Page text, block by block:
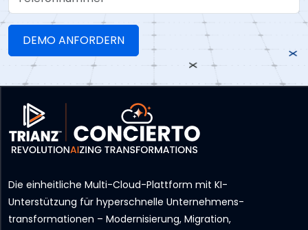
Die einheitliche Multi-Cloud-Plattform mit KI-
Unterstützung für hyperschnelle Unternehmens­
transformationen – Modernisierung, Migration,